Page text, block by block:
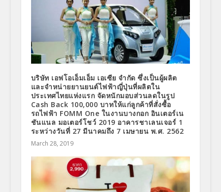
บริษัท เอฟโอเอ็มเอ็ม เอเซีย จำกัด ซึ่งเป็นผู้ผลิต
และจำหน่ายยานยนต์ไฟฟ้าญี่ปุ่นที่ผลิตใน
ประเทศไทยแห่งแรก จัดหนักมอบส่วนลดในรูป
Cash Back 100,000 บาทให้แก่ลูกค้าที่สั่งซื้อ
รถไฟฟ้า FOMM One ในงานบางกอก อินเตอร์เน
ชันแนล มอเตอร์โชว์ 2019 อาคารชาเลนเจอร์ 1
ระหว่างวันที่ 27 มีนาคมถึง 7 เมษายน พ.ศ. 2562
March 28, 2019